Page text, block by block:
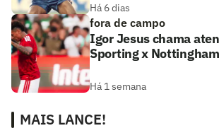
Há 6 dias
fora de campo
Igor Jesus chama
Sporting x
Há 1 semana
MAIS LANCE!